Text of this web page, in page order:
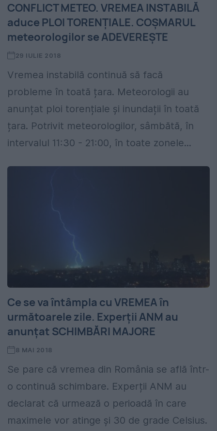
CONFLICT METEO. VREMEA INSTABILĂ
aduce PLOI TORENȚIALE. COȘMARUL
meteorologilor se ADEVEREȘTE
29 IULIE 2018
Vremea instabilă continuă să facă
probleme în toată țara. Meteorologii au
anunțat ploi torențiale și inundații în toată
țara. Potrivit meteorologilor, sâmbătă, în
intervalul 11:30 - 21:00, în toate zonele...
Ce se va întâmpla cu VREMEA în
următoarele zile. Experții ANM au
anunțat SCHIMBĂRI MAJORE
8 MAI 2018
Se pare că vremea din România se află într-
o continuă schimbare. Experții ANM au
declarat că urmează o perioadă în care
maximele vor atinge și 30 de grade Celsius.